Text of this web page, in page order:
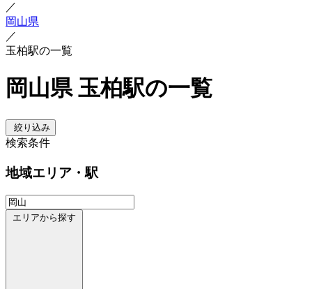
／
岡山県
／
玉柏駅の一覧
岡山県 玉柏駅の一覧
絞り込み
検索条件
地域エリア・駅
エリアから探す